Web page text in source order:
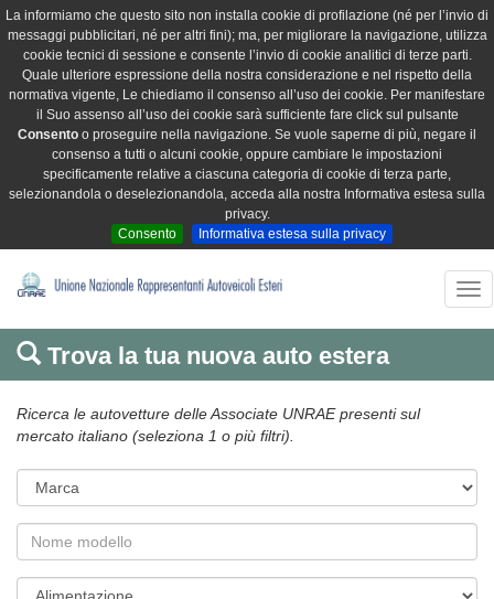
La informiamo che questo sito non installa cookie di profilazione (né per l’invio di
messaggi pubblicitari, né per altri fini); ma, per migliorare la navigazione, utilizza
cookie tecnici di sessione e consente l’invio di cookie analitici di terze parti.
Quale ulteriore espressione della nostra considerazione e nel rispetto della
normativa vigente, Le chiediamo il consenso all’uso dei cookie. Per manifestare
il Suo assenso all’uso dei cookie sarà sufficiente fare click sul pulsante
Consento o proseguire nella navigazione. Se vuole saperne di più, negare il
consenso a tutti o alcuni cookie, oppure cambiare le impostazioni
specificamente relative a ciascuna categoria di cookie di terza parte,
selezionandola o deselezionandola, acceda alla nostra Informativa estesa sulla
privacy.
Consento
Informativa estesa sulla privacy
Trova la tua nuova auto estera
Ricerca le autovetture delle Associate UNRAE presenti sul
mercato italiano (seleziona 1 o più filtri).